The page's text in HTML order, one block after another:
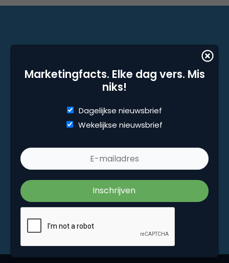
Marketingfacts. Elke dag vers. Mis
niks!
Dagelijkse nieuwsbrief
Wekelijkse nieuwsbrief
Marketingfacts. Elke dag vers. Mis niks!
Dagelijkse nieuwsbrief
Wekelijkse nieuwsbrief